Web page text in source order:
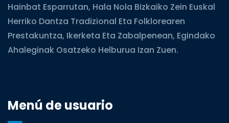
Hainbat Esparrutan, Hala Nola Bizkaiko Zein Euskal
Herriko Dantza Tradizional Eta Folklorearen
Prestakuntza, Ikerketa Eta Zabalpenean, Egindako
Ahaleginak Osatzeko Helburua Izan Zuen.
Menú de usuario